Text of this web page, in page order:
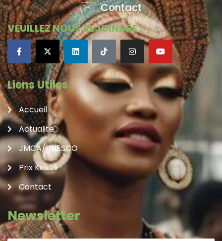
Contact
VEUILLEZ NOUS REJOINDRE :
Liens Utiles
Accueil
Actualite
JMCA/UNESCO
Prix Kekeli
Contact
Newsletter